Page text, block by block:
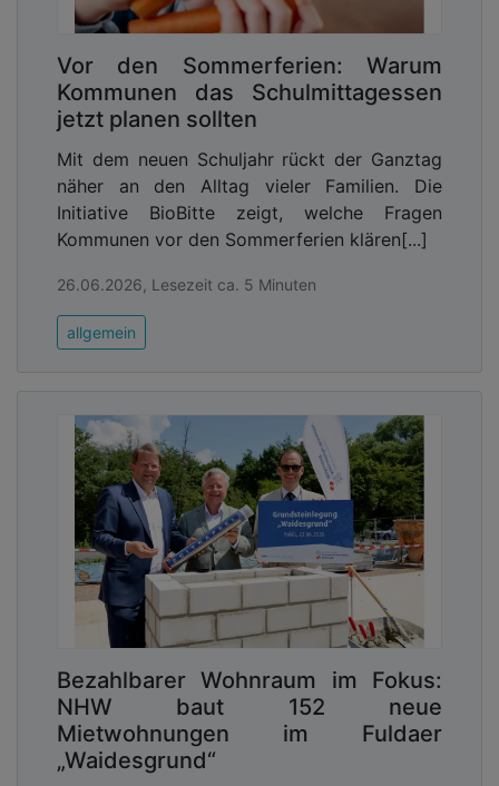
Vor den Sommerferien: Warum
Kommunen das Schulmittagessen
jetzt planen sollten
Mit dem neuen Schuljahr rückt der Ganztag
näher an den Alltag vieler Familien. Die
Initiative BioBitte zeigt, welche Fragen
Kommunen vor den Sommerferien klären[...]
26.06.2026, Lesezeit ca. 5 Minuten
allgemein
Bezahlbarer Wohnraum im Fokus:
NHW baut 152 neue
Mietwohnungen im Fuldaer
„Waidesgrund“